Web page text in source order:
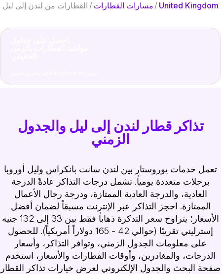
United Kingdom
/ مسارات القطارات/ القطارات من لندن إلى ليل
تذاكر قطار لندن إلى ليل والجدول
الزمني
تعمل خدمات يوروستار بين لندن سانت بانكراس وليل أوروبا
برحلات متعددة يومياً. تشمل درجات التذاكر عادةً الدرجة
العادية، والدرجة العادية الممتازة، ودرجة رجال الأعمال
الممتازة. احجز التذاكر عبر الإنترنت مسبقاً لضمان أفضل
الأسعار؛ يتراوح سعر التذكرة ذهاباً فقط بين 33 إلى 132 جنيه
إسترليني تقريبًا (حوالي 42 - 165 دولاراً أمريكياً). للحصول
على معلومات الجدول الزمني، وتوافر التذاكر، وأسعار
الدرجات، والمغادرين، وأوقات القطارات والأسعار، استخدم
صفحة البحث والجدول الإلكتروني لعرض خيارات تذاكر القطار